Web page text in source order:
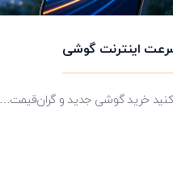
سرعت اینترنت گوشی
خرید گوشی جدید و گران‌قیمت…